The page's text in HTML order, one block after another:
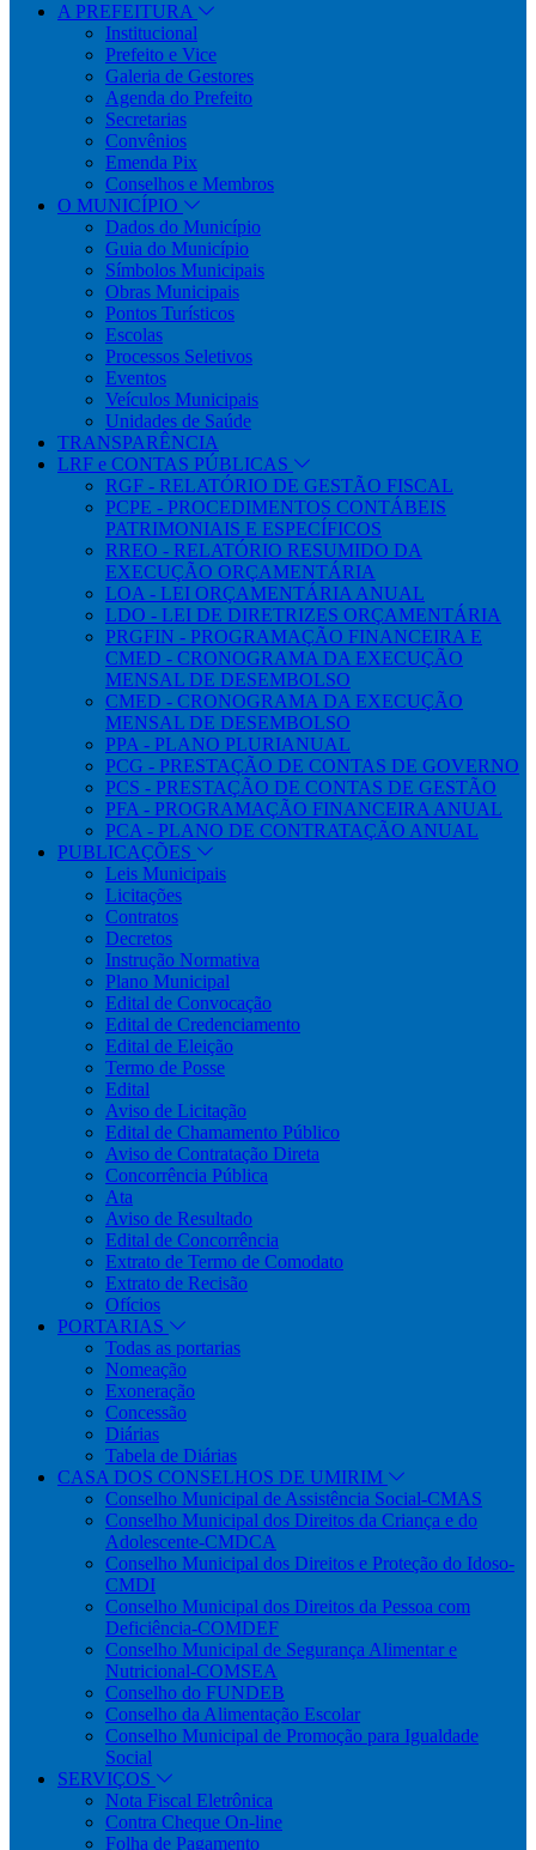
A PREFEITURA
Institucional
Prefeito e Vice
Galeria de Gestores
Agenda do Prefeito
Secretarias
Convênios
Emenda Pix
Conselhos e Membros
O MUNICÍPIO
Dados do Município
Guia do Município
Símbolos Municipais
Obras Municipais
Pontos Turísticos
Escolas
Processos Seletivos
Eventos
Veículos Municipais
Unidades de Saúde
TRANSPARÊNCIA
LRF e CONTAS PÚBLICAS
RGF - RELATÓRIO DE GESTÃO FISCAL
PCPE - PROCEDIMENTOS CONTÁBEIS
PATRIMONIAIS E ESPECÍFICOS
RREO - RELATÓRIO RESUMIDO DA
EXECUÇÃO ORÇAMENTÁRIA
LOA - LEI ORÇAMENTÁRIA ANUAL
LDO - LEI DE DIRETRIZES ORÇAMENTÁRIA
PRGFIN - PROGRAMAÇÃO FINANCEIRA E
CMED - CRONOGRAMA DA EXECUÇÃO
MENSAL DE DESEMBOLSO
CMED - CRONOGRAMA DA EXECUÇÃO
MENSAL DE DESEMBOLSO
PPA - PLANO PLURIANUAL
PCG - PRESTAÇÃO DE CONTAS DE GOVERNO
PCS - PRESTAÇÃO DE CONTAS DE GESTÃO
PFA - PROGRAMAÇÃO FINANCEIRA ANUAL
PCA - PLANO DE CONTRATAÇÃO ANUAL
PUBLICAÇÕES
Leis Municipais
Licitações
Contratos
Decretos
Instrução Normativa
Plano Municipal
Edital de Convocação
Edital de Credenciamento
Edital de Eleição
Termo de Posse
Edital
Aviso de Licitação
Edital de Chamamento Público
Aviso de Contratação Direta
Concorrência Pública
Ata
Aviso de Resultado
Edital de Concorrência
Extrato de Termo de Comodato
Extrato de Recisão
Ofícios
PORTARIAS
Todas as portarias
Nomeação
Exoneração
Concessão
Diárias
Tabela de Diárias
CASA DOS CONSELHOS DE UMIRIM
Conselho Municipal de Assistência Social-CMAS
Conselho Municipal dos Direitos da Criança e do
Adolescente-CMDCA
Conselho Municipal dos Direitos e Proteção do Idoso-
CMDI
Conselho Municipal dos Direitos da Pessoa com
Deficiência-COMDEF
Conselho Municipal de Segurança Alimentar e
Nutricional-COMSEA
Conselho do FUNDEB
Conselho da Alimentação Escolar
Conselho Municipal de Promoção para Igualdade
Social
SERVIÇOS
Nota Fiscal Eletrônica
Contra Cheque On-line
Folha de Pagamento